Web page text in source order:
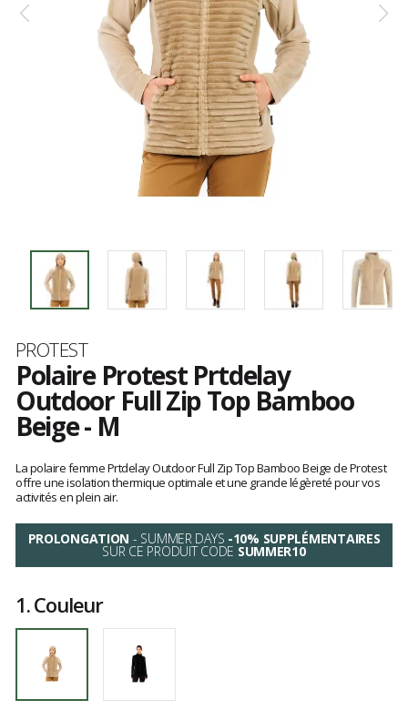
Marque
PROTEST
Polaire Protest Prtdelay
Outdoor Full Zip Top Bamboo
Beige - M
567
M
avis
clients
La polaire femme Prtdelay Outdoor Full Zip Top Bamboo Beige de Protest
offre une isolation thermique optimale et une grande légèreté pour vos
activités en plein air.
PROLONGATION - SUMMER DAYS -10% SUPPLÉMENTAIRES
SUR CE PRODUIT CODE SUMMER10
1.Couleur